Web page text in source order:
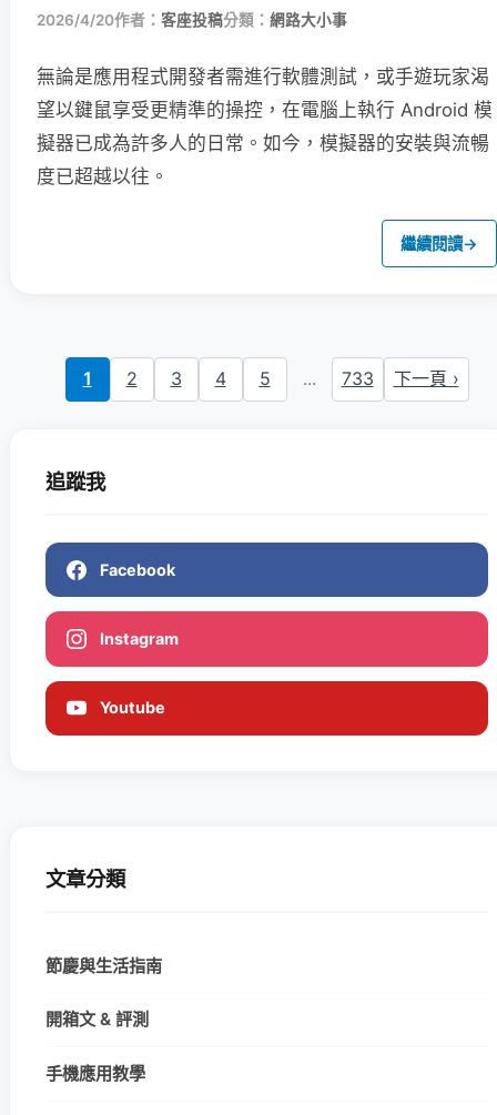
2026/4/20作者： 客座投稿分類： 網路大小事
無論是應用程式開發者需進行軟體測試，或手遊玩家渴
望以鍵鼠享受更精準的操控，在電腦上執行 Android 模
擬器已成為許多人的日常。如今，模擬器的安裝與流暢
度已超越以往。
繼續閱讀→
1 2 3 4 5 ... 733 下一頁 ›
追蹤我
Facebook
Instagram
Youtube
文章分類
節慶與生活指南
開箱文 & 評測
手機應用教學